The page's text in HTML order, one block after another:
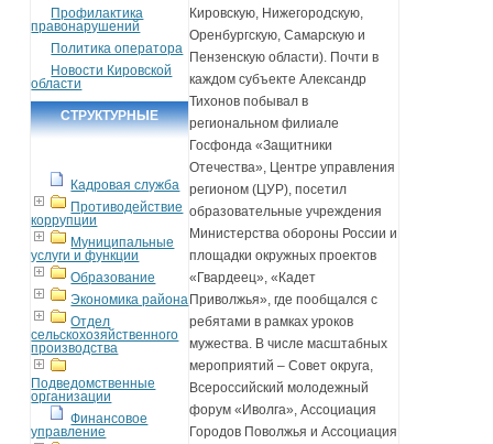
Профилактика
правонарушений
Политика оператора
Новости Кировской
области
СТРУКТУРНЫЕ
Кадровая служба
Противодействие
коррупции
Муниципальные
услуги и функции
Образование
Экономика района
Отдел
сельскохозяйственного
производства
Подведомственные
организации
Финансовое
управление
Кировскую, Нижегородскую,
Оренбургскую, Самарскую и
Пензенскую области). Почти в
каждом субъекте Александр
Тихонов побывал в
региональном филиале
Госфонда «Защитники
Отечества», Центре управления
регионом (ЦУР), посетил
образовательные учреждения
Министерства обороны России и
площадки окружных проектов
«Гвардеец», «Кадет
Приволжья», где пообщался с
ребятами в рамках уроков
мужества. В числе масштабных
мероприятий – Совет округа,
Всероссийский молодежный
форум «Иволга», Ассоциация
Городов Поволжья и Ассоциация